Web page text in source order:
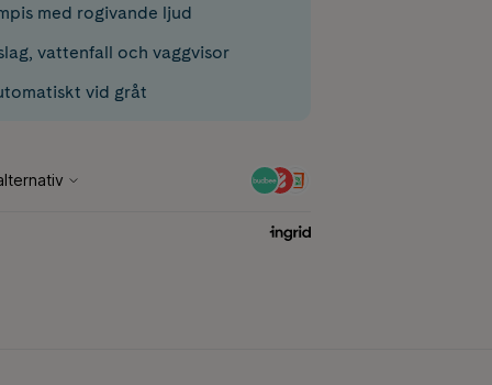
med rogivande ljud
vattenfall och vaggvisor
vid gråt